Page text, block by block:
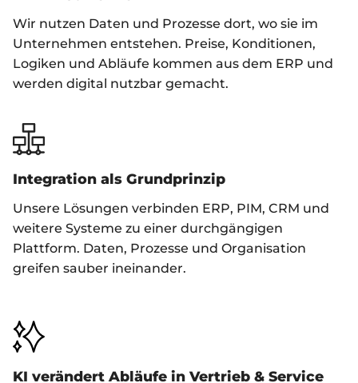
Wir nutzen Daten und Prozesse dort, wo sie im
Unternehmen entstehen. Preise, Konditionen,
Logiken und Abläufe kommen aus dem ERP und
werden digital nutzbar gemacht.
Integration als Grundprinzip
Unsere Lösungen verbinden ERP, PIM, CRM und
weitere Systeme zu einer durchgängigen
Plattform. Daten, Prozesse und Organisation
greifen sauber ineinander.
KI verändert Abläufe in Vertrieb & Service